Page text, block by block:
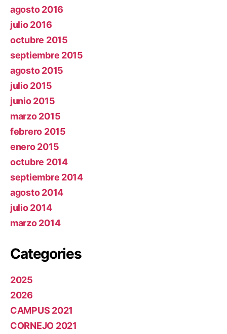
agosto 2016
julio 2016
octubre 2015
septiembre 2015
agosto 2015
julio 2015
junio 2015
marzo 2015
febrero 2015
enero 2015
octubre 2014
septiembre 2014
agosto 2014
julio 2014
marzo 2014
Categories
2025
2026
CAMPUS 2021
CORNEJO 2021